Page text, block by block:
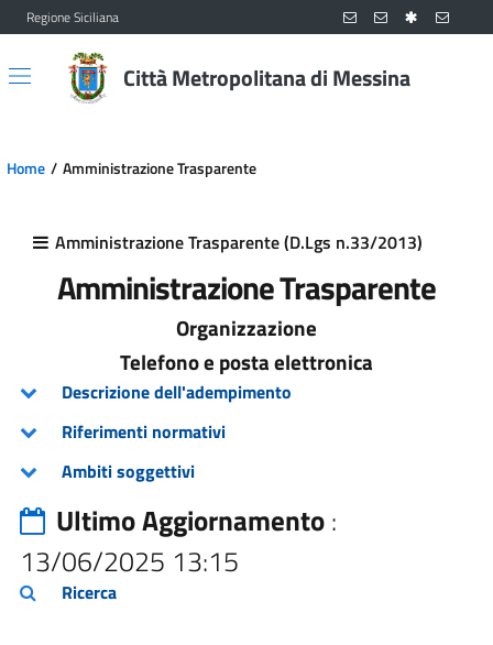
Vai al contenuto principale
Vai al menu principale
Regione Siciliana
Città Metropolitana di Messina
Home Amministrazione Trasparente
Amministrazione Trasparente (D.Lgs n.33/2013)
Amministrazione Trasparente
Organizzazione
Telefono e posta elettronica
Descrizione dell'adempimento
Riferimenti normativi
Ambiti soggettivi
Ultimo Aggiornamento:
13/06/2025 13:15
Ricerca